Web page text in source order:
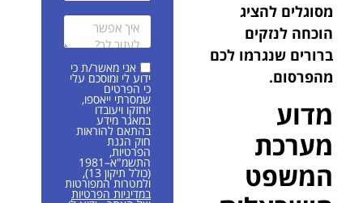
מסוגלים להציג
הוכחה לנזקים
ברורים שנגרמו לכם
מהפרסום.
מדוע
מערכת
המשפט
אני מאשר/ת כי
ידוע לי ומוסכם עלי
כי הפרטים
שמסרתי ייאספו,
יוחזקו ויעובדו
במאגר מידע
בהתאם להוראות
חוק הגנת
הפרטיות,
התשמ"א–1981
(כולל תיקון 13),
ולמטרות המפורטות
במדיניות הפרטיות